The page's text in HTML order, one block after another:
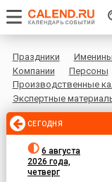
Праздники Именины
Компании
Персоны
Производственные
Экспертные
СЕГОДНЯ
6 августа
2026 года,
четверг